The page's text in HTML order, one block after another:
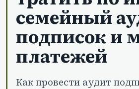
семейный
подписок и
платежей
Как провести аудит